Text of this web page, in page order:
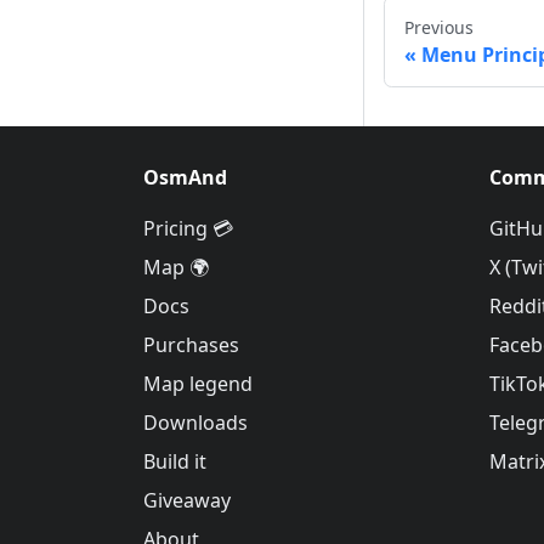
Previous
Menu
OsmAnd
Pricing 💳
Map 🌍
Docs
Purchases
Map legend
Downloads
Build it
Giveaway
X